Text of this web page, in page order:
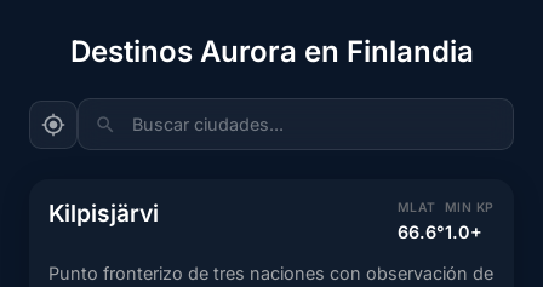
Destinos Aurora en Finlandia
Buscar ciudades...
Kilpisjärvi MLAT
66.6°
MIN KP
1.0+
Punto fronterizo de tres naciones con observación de